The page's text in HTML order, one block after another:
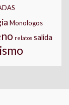
Monologos
relatos salida